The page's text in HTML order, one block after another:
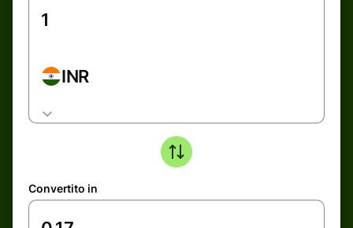
INR
Convertito in